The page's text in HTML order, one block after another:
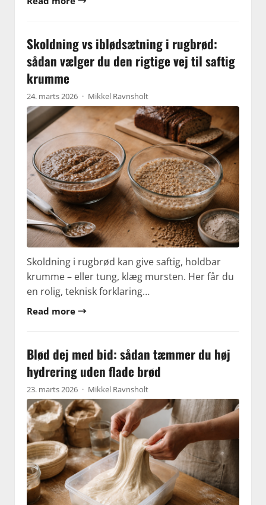
Skoldning vs iblødsætning i rugbrød:
sådan vælger du den rigtige vej til saftig
krumme
24. marts 2026 · Mikkel Ravnsholt
Skoldning i rugbrød kan give saftig, holdbar
krumme – eller tung, klæg mursten. Her får du
en rolig, teknisk forklaring…
Read more →
Blød dej med bid: sådan tæmmer du høj
hydrering uden flade brød
23. marts 2026 · Mikkel Ravnsholt